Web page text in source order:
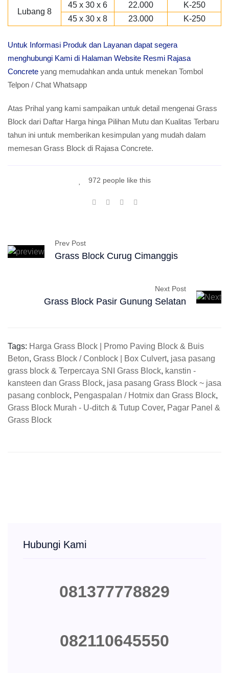
Lubang 8
45 x 30 x 6 22.000
K-250
45 x 30 x 8
23.000 K-250
Untuk Informasi Produk dan Layanan dapat segera
menghubungi Kami di Halaman Website Resmi Rajasa
Concrete yang memudahkan anda untuk menekan Tombol
Telpon / Chat Whatsapp
Atas Prihal yang kami sampaikan untuk detail mengenai Grass
Block dari Daftar Harga hinga Pilihan Mutu dan Kualitas Terbaru
tahun ini untuk memberikan kesimpulan yang mudah dalam
memesan Grass Block di Rajasa Concrete.
972 people like this
Prev Post
Grass Block Curug Cimanggis
Next Post
Grass Block Pasir Gunung Selatan
Tags: Harga Grass Block | Promo Paving Block & Buis
Beton, Grass Block / Conblock | Box Culvert, jasa pasang
grass block & Terpercaya SNI Grass Block, kanstin -
kansteen dan Grass Block, jasa pasang Grass Block ~ jasa
pasang conblock, Pengaspalan / Hotmix dan Grass Block,
Grass Block Murah - U-ditch & Tutup Cover, Pagar Panel &
Grass Block
Hubungi Kami
081377778829
082110645550